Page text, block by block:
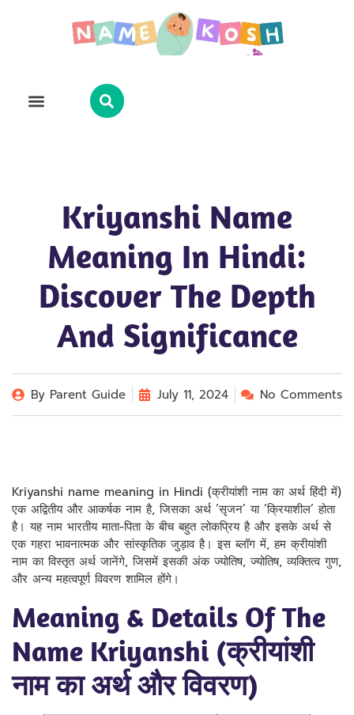
Kriyanshi Name
Meaning In Hindi:
Discover The Depth
And Significance
By Parent Guide July 11, 2024 No Comments
Kriyanshi name meaning in Hindi (क्रीयांशी नाम का अर्थ हिंदी में)
एक अद्वितीय और आकर्षक नाम है, जिसका अर्थ ‘सृजन’ या ‘क्रियाशील’ होता
है। यह नाम भारतीय माता-पिता के बीच बहुत लोकप्रिय है और इसके अर्थ से
एक गहरा भावनात्मक और सांस्कृतिक जुड़ाव है। इस ब्लॉग में, हम क्रीयांशी
नाम का विस्तृत अर्थ जानेंगे, जिसमें इसकी अंक ज्योतिष, ज्योतिष, व्यक्तित्व गुण,
और अन्य महत्वपूर्ण विवरण शामिल होंगे।
Meaning & Details Of The
Name Kriyanshi (क्रीयांशी
नाम का अर्थ और विवरण)